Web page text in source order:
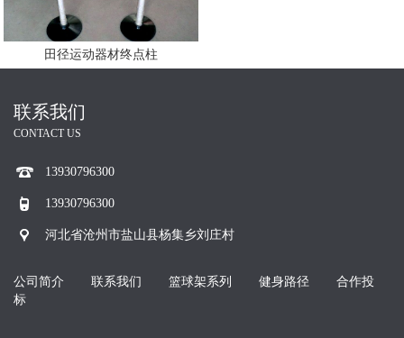
田径运动器材终点柱
联系我们
CONTACT US
13930796300
13930796300
河北省沧州市盐山县杨集乡刘庄村
公司简介 联系我们 篮球架系列 健身路径
合作投
标